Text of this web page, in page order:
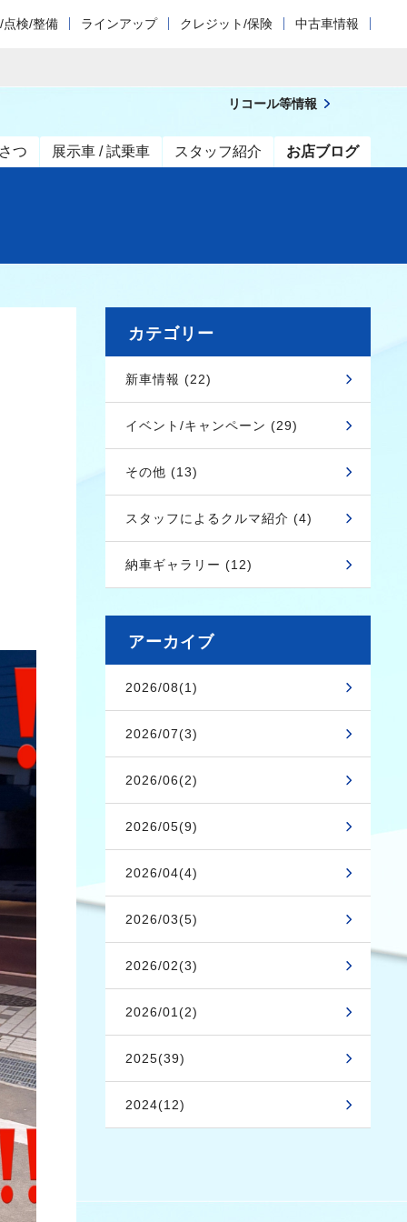
点検/整備 ラインアップ クレジット/保険 中古車情報
つ 展示車 / 試乗車 スタッフ紹介 お店ブログ
リコール等情報
カテゴリー
新車情報 (22)
イベント/キャンペーン (29)
その他 (13)
スタッフによるクルマ紹介 (4)
納車ギャラリー (12)
アーカイブ
2026/08(1)
2026/07(3)
2026/06(2)
2026/05(9)
2026/04(4)
2026/03(5)
2026/02(3)
2026/01(2)
2025(39)
2024(12)